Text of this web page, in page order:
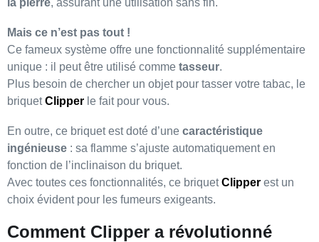
la pierre, assurant une utilisation sans fin.
Mais ce n’est pas tout !
Ce fameux système offre une fonctionnalité supplémentaire
unique : il peut être utilisé comme tasseur.
Plus besoin de chercher un objet pour tasser votre tabac, le
briquetClipper le fait pour vous.
En outre, ce briquet est doté d’une caractéristique
ingénieuse : sa flamme s’ajuste automatiquement en
fonction de l’inclinaison du briquet.
Avec toutes ces fonctionnalités, ce briquetClipper est un
choix évident pour les fumeurs exigeants.
Comment Clipper a révolutionné